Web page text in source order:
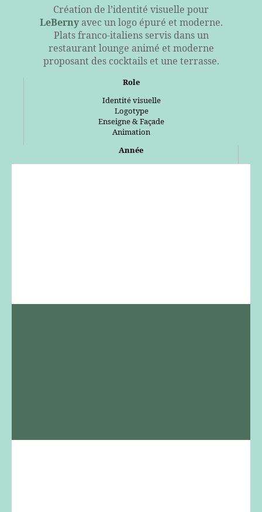
Création de l’identité visuelle pour
LeBernyavec un logo épuré et moderne.
Plats franco-italiens servis dans un
restaurant lounge animé et moderne
proposant des cocktails et une terrasse.
Role
Identité visuelle
Logotype
Enseigne & Façade
Animation
Année